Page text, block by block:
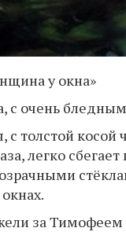
у окна»
с очень
с толстой
легко
за